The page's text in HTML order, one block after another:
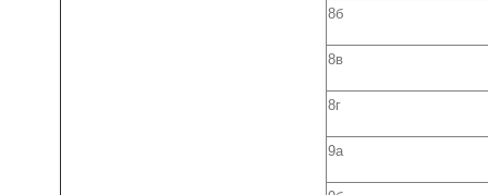
8б
8в
8г
9а